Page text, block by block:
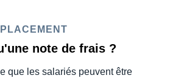
note de frais ?
que les salariés peuvent être